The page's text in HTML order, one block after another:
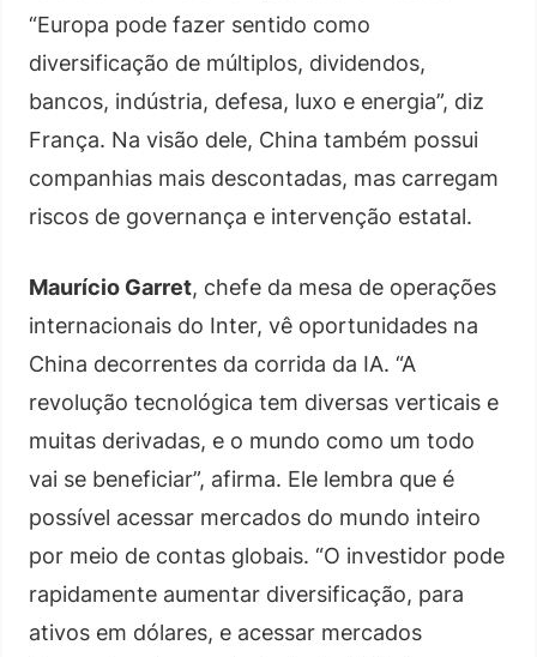
“Europa pode fazer sentido como
diversificação de múltiplos, dividendos,
bancos, indústria, defesa, luxo e energia”, diz
França. Na visão dele, China também possui
companhias mais descontadas, mas carregam
riscos de governança e intervenção estatal.
Maurício Garret, chefe da mesa de operações
internacionais do Inter, vê oportunidades na
China decorrentes da corrida da IA. “A
revolução tecnológica tem diversas verticais e
muitas derivadas, e o mundo como um todo
vai se beneficiar”, afirma. Ele lembra que é
possível acessar mercados do mundo inteiro
por meio de contas globais. “O investidor pode
rapidamente aumentar diversificação, para
ativos em dólares, e acessar mercados